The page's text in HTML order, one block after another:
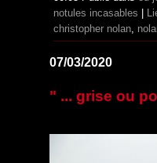
notules incasables
christopher nolan
07/03/2020
" ... grise ou